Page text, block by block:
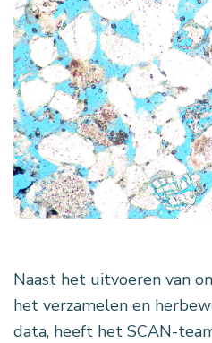
Naast het uitvoeren van
het verzamelen en
data, heeft het SCAN-